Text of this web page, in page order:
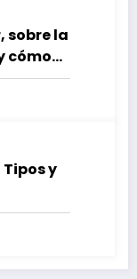
sobre la
cómo
y